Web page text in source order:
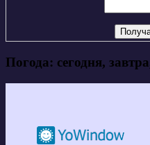
Погода: сегодня,